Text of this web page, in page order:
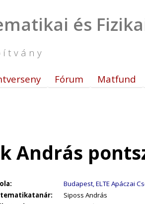
és
Fórum Matfund
András
Budapest, ELTE Apáczai
Siposs András